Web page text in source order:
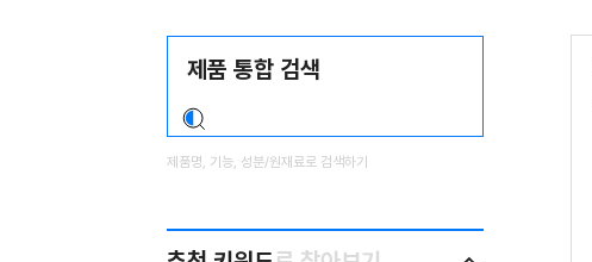
색
영
역
찾
다
제품명, 기능, 성분/원재료로 검색하기